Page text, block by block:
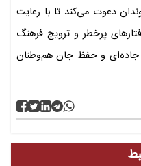
دعوت می‌کند تا با رعایت
پرخطر و ترویج فرهنگ
و حفظ جان هم‌وطنان